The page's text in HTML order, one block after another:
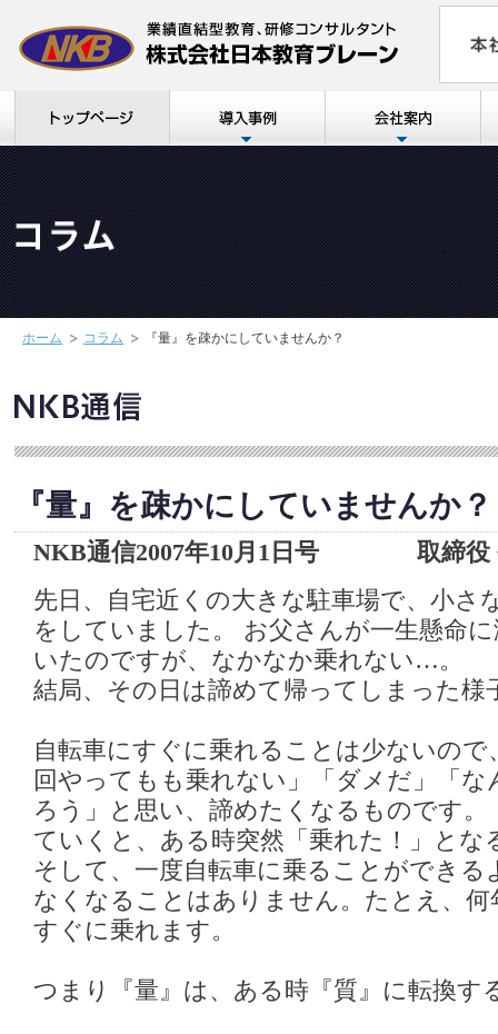
ホーム コラム 『量』を疎かにしていませんか？
『量』を疎かにしていませんか？
NKB通信2007年10月1日号 取締役
先日、自宅近くの大きな駐車場で、小さ
をしていました。 お父さんが一生懸命
いたのですが、なかなか乗れない…。
結局、その日は諦めて帰ってしまった様
自転車にすぐに乗れることは少ないの
回やってもも乗れない」「ダメだ」「
ろう」と思い、諦めたくなるものです
ていくと、ある時突然「乗れた！」とな
そして、一度自転車に乗ることができ
なくなることはありません。たとえ、
すぐに乗れます。
つまり『量』は、ある時『質』に転換す